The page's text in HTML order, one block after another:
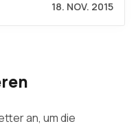
18. NOV. 2015
an, um die